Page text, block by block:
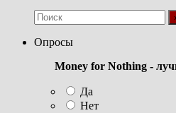
Опросы
Money for Nothing -
Да
Нет